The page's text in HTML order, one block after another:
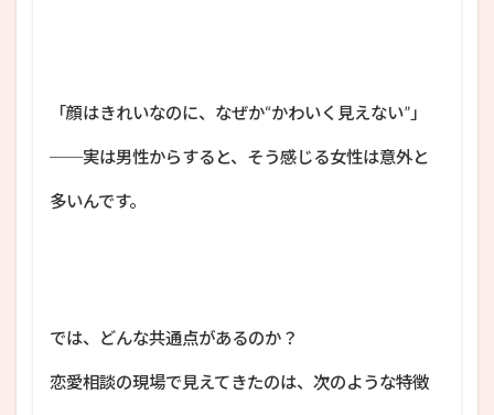
「顔はきれいなのに、なぜか“かわいく見えない”」
──実は男性からすると、そう感じる女性は意外と
多いんです。
では、どんな共通点があるのか？
恋愛相談の現場で見えてきたのは、次のような特徴